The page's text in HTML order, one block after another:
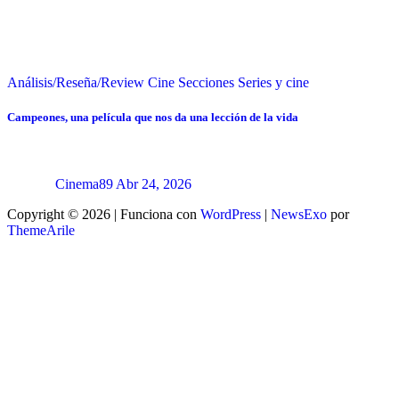
Análisis/Reseña/Review Cine Secciones Series y cine
Campeones, una película que nos da una lección de la vida
Cinema89 Abr 24, 2026
Copyright © 2026 | Funciona con WordPress | NewsExo por
ThemeArile